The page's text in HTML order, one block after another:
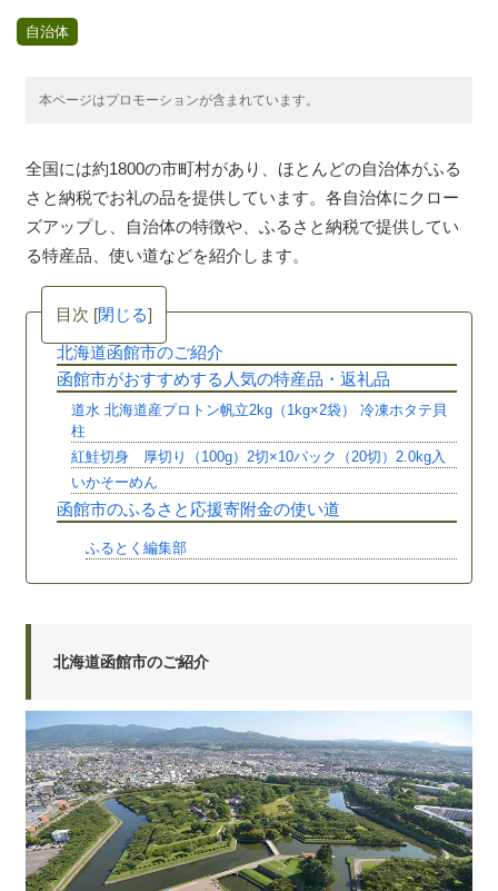
自治体
本ページはプロモーションが含まれています。
全国には約1800の市町村があり、ほとんどの自治体がふる
さと納税でお礼の品を提供しています。各自治体にクロー
ズアップし、自治体の特徴や、ふるさと納税で提供してい
る特産品、使い道などを紹介します。
目次 [閉じる]
北海道函館市のご紹介
函館市がおすすめする人気の特産品・返礼品
道水 北海道産プロトン帆立2kg（1kg×2袋） 冷凍ホタテ貝
柱
紅鮭切身 厚切り（100g）2切×10パック（20切）2.0kg入
いかそーめん
函館市のふるさと応援寄附金の使い道
ふるとく編集部
北海道函館市のご紹介